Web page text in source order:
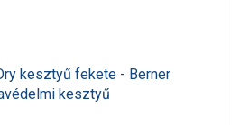
kesztyű fekete - Berner
kesztyű